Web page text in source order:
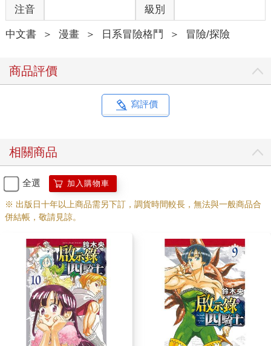
注音 級別
中文書 ＞ 漫畫 ＞ 日系冒險格鬥 ＞ 冒險/探險
商品評價
寫評價
相關商品
全選 加入購物車
※ 出版日十年以上商品需另下訂，調貨時間較長，無法與一般商品合
併結帳，敬請見諒。